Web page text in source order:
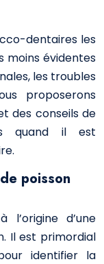
dentaires les
moins évidentes
les troubles
proposerons
des conseils de
quand il est
poisson
l’origine d’une
Il est primordial
identifier la